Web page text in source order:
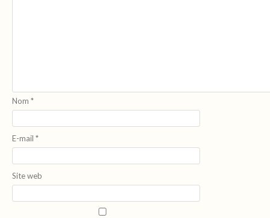
Nom *
E-mail *
Site web